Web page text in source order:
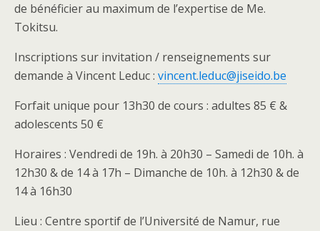
de bénéficier au maximum de l’expertise de Me.
Tokitsu.
Inscriptions sur invitation / renseignements sur
demande à Vincent Leduc : vincent.leduc@jiseido.be
Forfait unique pour 13h30 de cours : adultes 85 € &
adolescents 50 €
Horaires : Vendredi de 19h. à 20h30 – Samedi de 10h. à
12h30 & de 14 à 17h – Dimanche de 10h. à 12h30 & de
14 à 16h30
Lieu : Centre sportif de l’Université de Namur, rue